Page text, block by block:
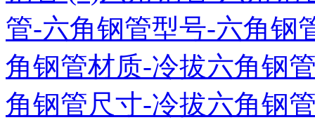
管-六角钢管型号-六角钢
角钢管材质-冷拔六角钢
角钢管尺寸-冷拔六角钢